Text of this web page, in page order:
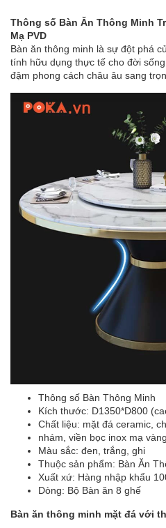
Thông số Bàn Ăn Thông Minh
Mạ PVD
Bàn ăn thông minh là sự đột phá
tính hữu dụng thực tế cho đời
đậm phong cách châu âu sang
Thông số Bàn Thông Minh
Kích thước: D1350*D800
Chất liệu: mặt đá ceramic,
nhám, viền bọc inox mạ vàng
Màu sắc: đen, trắng, ghi
Thuộc sản phẩm: Bàn Ăn
Xuất xứ: Hàng nhập khẩu
Dòng: Bộ Bàn ăn 8 ghế
Bàn ăn thông minh mặt đá với